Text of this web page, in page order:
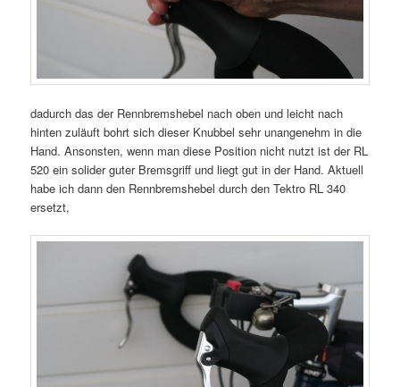
dadurch das der Rennbremshebel nach oben und leicht nach
hinten zuläuft bohrt sich dieser Knubbel sehr unangenehm in die
Hand. Ansonsten, wenn man diese Position nicht nutzt ist der RL
520 ein solider guter Bremsgriff und liegt gut in der Hand. Aktuell
habe ich dann den Rennbremshebel durch den Tektro RL 340
ersetzt,